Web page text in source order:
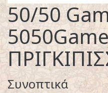
50/50
Συνοπτικά